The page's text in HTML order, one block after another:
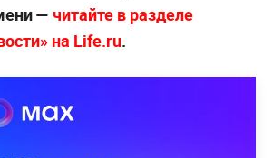
— читайте в разделе
на Life.ru.